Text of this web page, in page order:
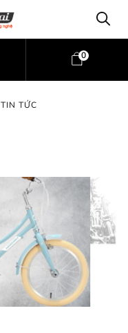
0
TIN TỨC